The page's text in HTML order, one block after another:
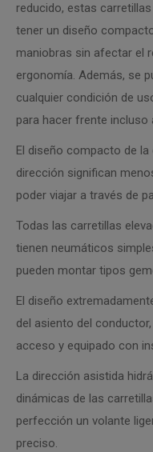
reducido, estas
tener un diseño
maniobras sin afectar el
ergonomía. Además, se
cualquier condición de
para hacer frente incluso
El diseño compacto de
dirección significan
poder viajar a través de
Todas las carretillas
tienen neumáticos
pueden montar tipos
El diseño
del asiento del
acceso y equipado con
La dirección asistida
dinámicas de las
perfección un volante
preciso.